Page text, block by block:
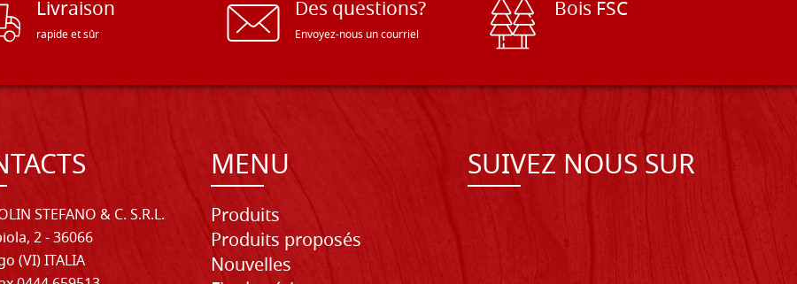
Livraison
rapide et sûr
Des questions?
Envoyez-nous un courriel
Bois FSC
STEFANO & C. S.R.L.
2 - 36066
(VI) ITALIA
MENU
Produits
Produits proposés
Nouvelles
SUIVEZ NOUS SUR